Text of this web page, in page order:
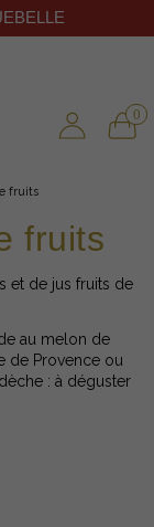
0
fruits
fruits
et de jus fruits de
au melon de
de Provence ou
: à déguster